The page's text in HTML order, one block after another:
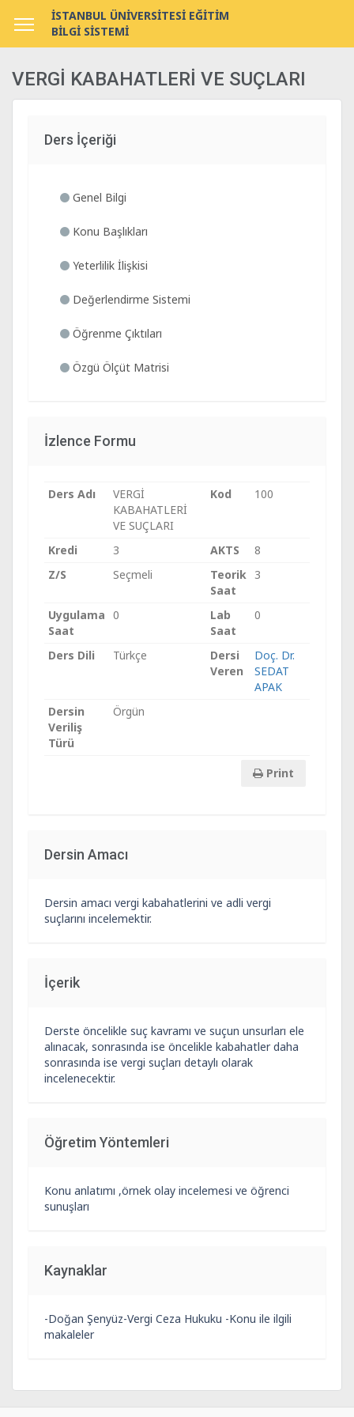
İSTANBUL ÜNİVERSİTESİ EĞİTİM
BİLGİ SİSTEMİ
VERGİ KABAHATLERİ VE SUÇLARI
Ders İçeriği
Genel Bilgi
Konu Başlıkları
Yeterlilik İlişkisi
Değerlendirme Sistemi
Öğrenme Çıktıları
Özgü Ölçüt Matrisi
İzlence Formu
Ders Adı
VERGİ
KABAHATLERİ
VE SUÇLARI
Kod 100
Kredi 3 AKTS
8
Z/S
Seçmeli
Teorik
Saat
3
Uygulama
Saat
0
Lab
Saat
0
Ders Dili Türkçe
Dersi
Veren
Doç. Dr.
SEDAT
APAK
Dersin
Veriliş
Türü
Örgün
Print
Dersin Amacı
Dersin amacı vergi kabahatlerini ve adli vergi
suçlarını incelemektir.
İçerik
Derste öncelikle suç kavramı ve suçun unsurları ele
alınacak, sonrasında ise öncelikle kabahatler daha
sonrasında ise vergi suçları detaylı olarak
incelenecektir.
Öğretim Yöntemleri
Konu anlatımı ,örnek olay incelemesi ve öğrenci
sunuşları
Kaynaklar
-Doğan Şenyüz-Vergi Ceza Hukuku -Konu ile ilgili
makaleler